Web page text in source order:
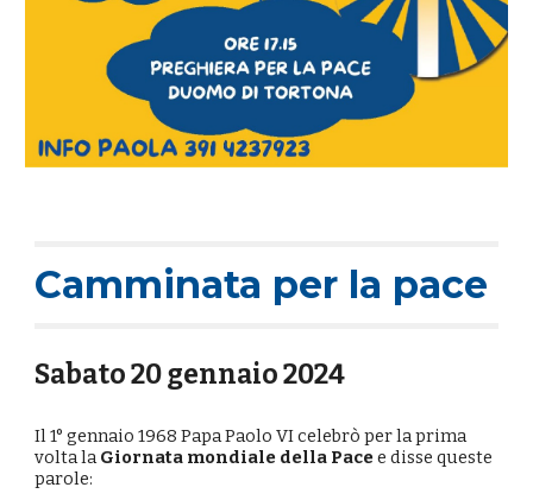
Camminata per la pace
Sabato 20 gennaio 2024
Il 1° gennaio 1968 Papa Paolo VI celebrò per la prima
volta la Giornata mondiale della Pace e disse queste
parole: